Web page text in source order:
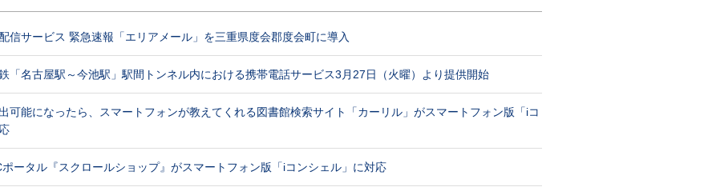
信サービス 緊急速報「エリアメール」を三重県度会郡度会町に導入
「名古屋駅～今池駅」駅間トンネル内における携帯電話サービス3月27日（火曜）より提供開始
可能になったら、スマートフォンが教えてくれる図書館検索サイト「カーリル」がスマートフォン版「iコ
ータル『スクロールショップ』がスマートフォン版「iコンシェル」に対応